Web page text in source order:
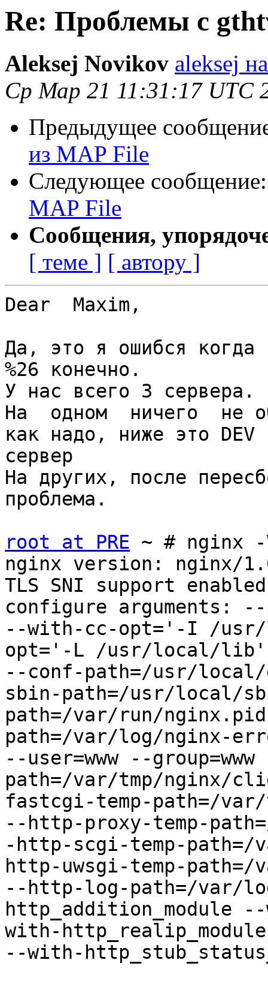
Re: Проблемы с
Aleksej Novikov aleksej
Ср Мар 21 11:31:17 UTC
Предыдущее
из MAP File
Следующее
MAP File
Сообщения,
[ теме ] [ автору ]
Dear  Maxim,
Да, это я ошибся когда
%26 конечно.
У нас всего 3 сервера.
На  одном  ничего  не
как надо, ниже это DEV
сервер
На других, после
проблема.
root at PRE ~ # nginx -
nginx version: nginx/
TLS SNI support enabled
configure arguments:
--with-cc-opt='-I /
opt='-L /usr/local/lib'
--conf-path=/usr/
sbin-path=/usr/local/
path=/var/run/
path=/var/log/nginx-
--user=www --
path=/var/tmp/nginx/
fastcgi-temp-path=/
--http-proxy-temp-
-http-scgi-temp-path=/
http-uwsgi-temp-path=/
--http-log-path=/var/
http_addition_module
with-
--with-